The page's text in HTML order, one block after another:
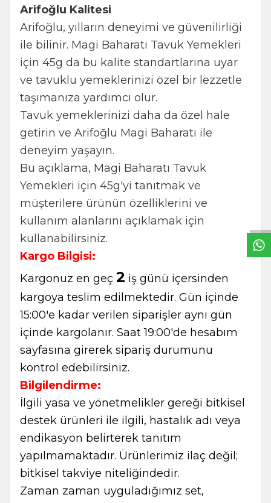
Arifoğlu Kalitesi
Arifoğlu, yılların deneyimi ve güvenilirliği
ile bilinir. Magi Baharatı Tavuk Yemekleri
için 45g da bu kalite standartlarına uyar
ve tavuklu yemeklerinizi özel bir lezzetle
taşımanıza yardımcı olur.
Tavuk yemeklerinizi daha da özel hale
getirin ve Arifoğlu Magi Baharatı ile
deneyim yaşayın.
Bu açıklama, Magi Baharatı Tavuk
Yemekleri için 45g'yi tanıtmak ve
müşterilere ürünün özelliklerini ve
kullanım alanlarını açıklamak için
kullanabilirsiniz.
Kargo Bilgisi:
Kargonuz en geç 2 iş günü içersinden
kargoya teslim edilmektedir. Gün içinde
15:00'e kadar verilen siparişler aynı gün
içinde kargolanır. Saat 19:00'de hesabım
sayfasına girerek sipariş durumunu
kontrol edebilirsiniz.
Bilgilendirme:
İlgili yasa ve yönetmelikler gereği bitkisel
destek ürünleri ile ilgili, hastalık adı veya
endikasyon belirterek tanıtım
yapılmamaktadır. Ürünlerimiz ilaç değil;
bitkisel takviye niteliğindedir.
Zaman zaman uyguladığımız set,